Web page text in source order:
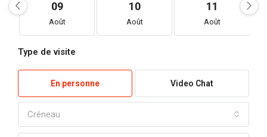
09
Août
10
Août
11
Août
Type de visite
En personne Video Chat
Créneau